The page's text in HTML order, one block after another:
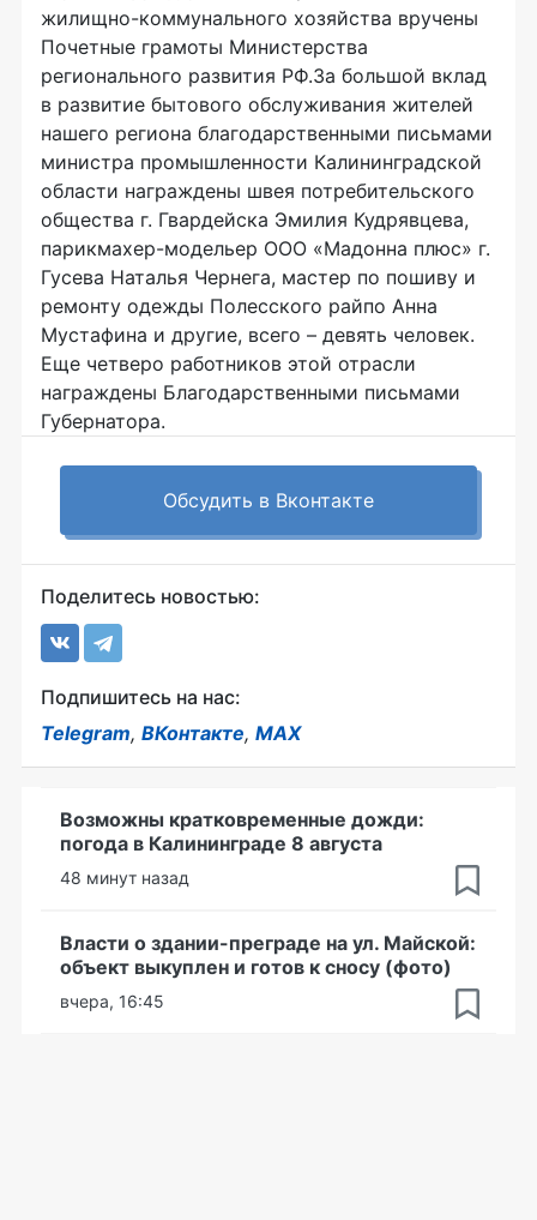
жилищно-коммунального хозяйства вручены
Почетные грамоты Министерства
регионального развития РФ.За большой вклад
в развитие бытового обслуживания жителей
нашего региона благодарственными письмами
министра промышленности Калининградской
области награждены швея потребительского
общества г. Гвардейска Эмилия Кудрявцева,
парикмахер-модельер ООО «Мадонна плюс» г.
Гусева Наталья Чернега, мастер по пошиву и
ремонту одежды Полесского райпо Анна
Мустафина и другие, всего – девять человек.
Еще четверо работников этой отрасли
награждены Благодарственными письмами
Губернатора.
Обсудить в Вконтакте
Поделитесь новостью:
Подпишитесь на нас:
Telegram, ВКонтакте, MAX
Возможны кратковременные дожди:
погода в Калининграде 8 августа
48 минут назад
Власти о здании-преграде на ул. Майской:
объект выкуплен и готов к сносу (фото)
вчера, 16:45